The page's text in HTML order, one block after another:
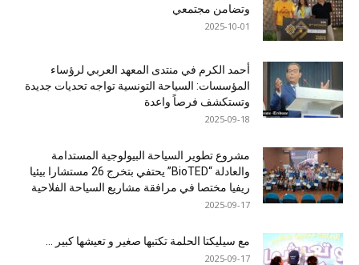
وتضامن مجتمعي
2025-10-01
أحمد الكرم في منتدى المعهد العربي لرؤساء
المؤسسات: السياحة التونسية تواجه تحديات جديدة
وتستكشف فرصاً واعدة
2025-09-18
مشروع تطوير السياحة البيولوجية المستدامة
والعادلة “BioTED” يحتفي بتخرج 26 مستشارا بيئيا
ريفيا مختصا في مرافقة مشاريع السياحة الفلاحية
2025-09-17
مع سيليكتا الحلمة تكتبها صغير و تعيشها كبير …
2025-09-17